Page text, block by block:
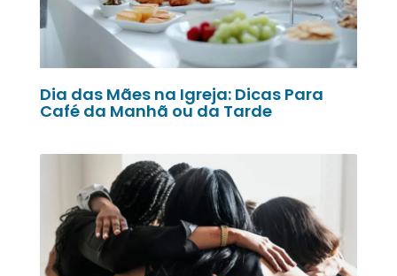
Dia das Mães na Igreja: Dicas Para
Café da Manhã ou da Tarde